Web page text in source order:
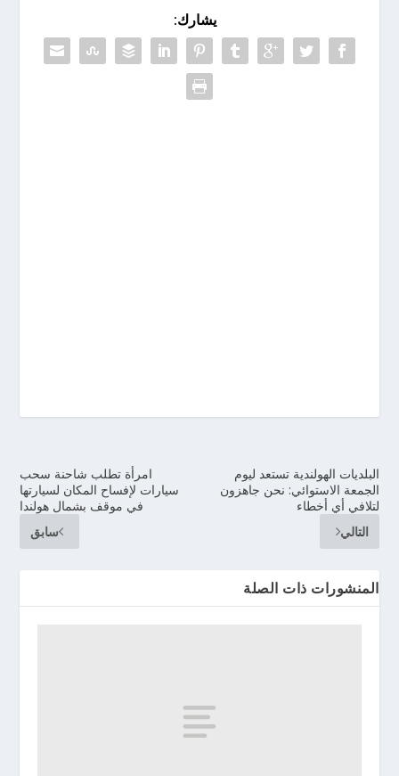
يشارك:
امرأة تطلب شاحنة سحب
سيارات لإفساح المكان لسيارتها
في موقف بشمال هولندا
سابق
البلديات الهولندية تستعد ليوم
الجمعة الاستوائي: نحن جاهزون
لتلافي أي أخطاء
التالي
المنشورات ذات الصلة